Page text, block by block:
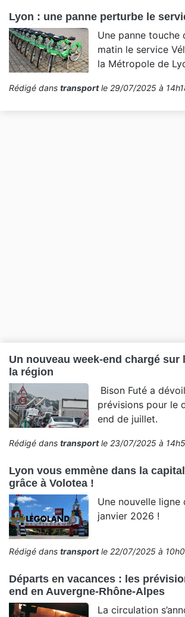
Lyon : une panne perturbe le
Une panne touche
matin le service
la Métropole de
Rédigé dans transportle 29/07/2025 à
Un nouveau week-end chargé sur
la région
Bison Futé a
prévisions pour le
end de juillet.
Rédigé dans transportle 23/07/2025 à
Lyon vous emmène dans la
grâce à Volotea !
Une nouvelle ligne
janvier 2026 !
Rédigé dans transportle 22/07/2025 à
Départs en vacances : les
end en Auvergne-Rhône-Alpes
La circulation